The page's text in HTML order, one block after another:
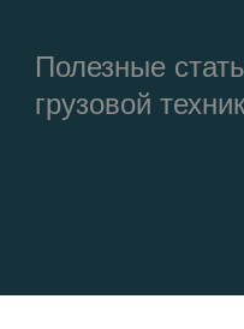
Полезные
грузовой